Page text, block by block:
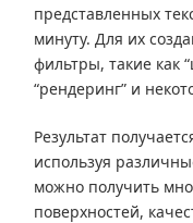
представленных
минуту. Для их
фильтры, такие как
“рендеринг” и
Результат
используя
можно получить
поверхностей,